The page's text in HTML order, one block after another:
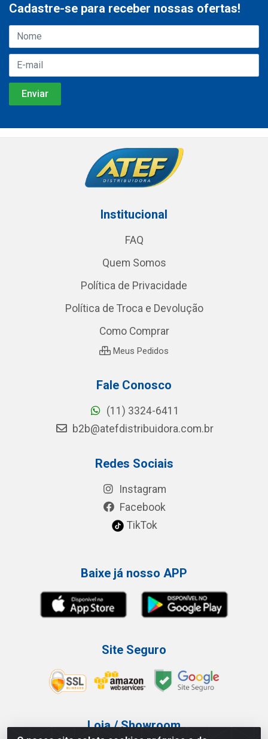
Cadastre-se para receber nossas ofertas!
Institucional
FAQ
Quem Somos
Política de Privacidade
Política de Troca e Devolução
Como Comprar
Meus Pedidos
Fale Conosco
(11) 3324-6411
b2b@atefdistribuidora.com.br
Redes Sociais
Instagram
Facebook
TikTok
Baixe já nosso APP
Site Seguro
Loja / Showroom